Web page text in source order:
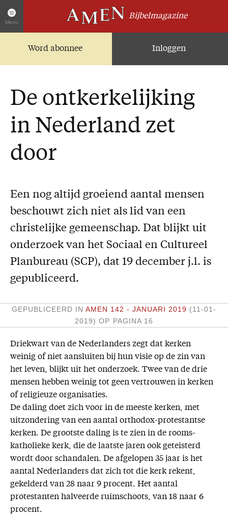
Menu
Bijbelmagazine
Word abonnee Inloggen
Artikelen
Zoek in alle artikelen
Twitter
Facebook
Over AMEN
Geschenkabonnement
Proefnummer AMEN
Steun AMEN
Missie
Service
Adreswijziging
Vragen en opmerkingen
En verder
Bijbelstudieagenda
De ontkerkelijking
in Nederland zet
door
Een nog altijd groeiend aantal mensen
beschouwt zich niet als lid van een
christelijke gemeenschap. Dat blijkt uit
onderzoek van het Sociaal en Cultureel
Planbureau (SCP), dat 19 december j.l. is
gepubliceerd.
GEPUBLICEERD IN AMEN 142 - JANUARI 2019 (11-01-
2019) OP PAGINA 16
Driekwart van de Nederlanders zegt dat kerken
weinig of niet aansluiten bij hun visie op de zin van
het leven, blijkt uit het onderzoek. Twee van de drie
mensen hebben weinig tot geen vertrouwen in kerken
of religieuze organisaties.
De daling doet zich voor in de meeste kerken, met
uitzondering van een aantal orthodox-protestantse
kerken. De grootste daling is te zien in de rooms-
katholieke kerk, die de laatste jaren ook geteisterd
wordt door schandalen. De afgelopen 35 jaar is het
aantal Nederlanders dat zich tot die kerk rekent,
gekelderd van 28 naar 9 procent. Het aantal
protestanten halveerde ruimschoots, van 18 naar 6
procent.